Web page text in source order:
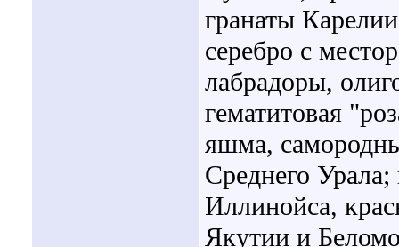
гранаты
серебро с
лабрадоры,
гематитовая
яшма,
Среднего
Иллинойса,
Якутии и